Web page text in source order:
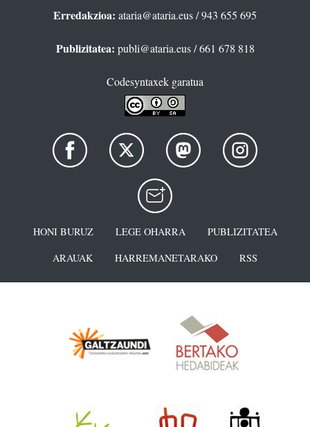
Erredakzioa: ataria@ataria.eus/ 943 655 695
Publizitatea: publi@ataria.eus/ 661 678 818
Codesyntaxek garatua
HONI BURUZ LEGE OHARRA
PUBLIZITATEA
ARAUAK
HARREMANETARAKO RSS